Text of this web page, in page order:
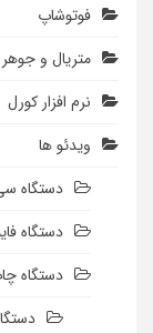
فوتوشاپ
متریال و جوهر
نرم افزار کورل
ویدئو ها
دستگاه
دستگاه
دستگاه